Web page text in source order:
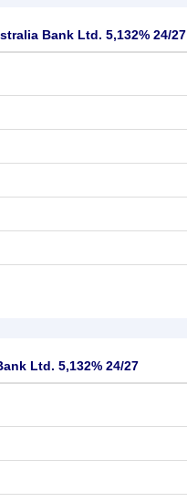
Bank Ltd. 5,132% 24/27
Ltd. 5,132% 24/27